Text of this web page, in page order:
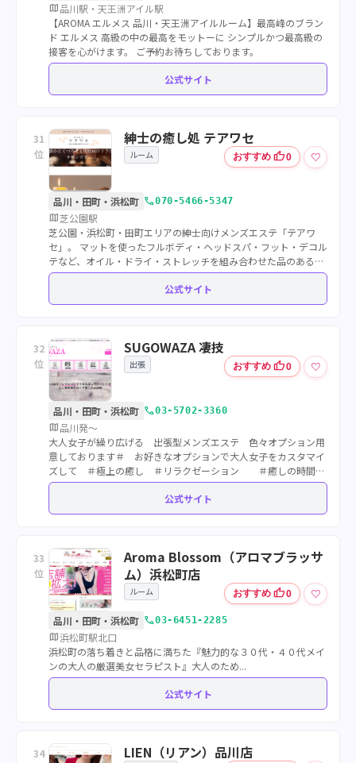
map品川駅・天王洲アイル駅
【AROMA エルメス 品川・天王洲アイルルーム】最高峰のブラン
ド エルメス 高級の中の最高をモットーに シンプルかつ最高級の
接客を心がけます。 ご予約お待ちしております。
公式サイト
31
位
紳士の癒し処 テアワセ
ルーム おすすめ thumb_up0 ♡
品川・田町・浜松町 call070-5466-5347
map芝公園駅
芝公園・浜松町・田町エリアの紳士向けメンズエステ「テアワ
セ」。 マットを使ったフルボディ・ヘッドスパ・フット・デコル
テなど、オイル・ドライ・ストレッチを組み合わせた品のある施
術で、静かに癒されたい男性へ。大人のセラピストが集うリラク
公式サイト
32
位
SUGOWAZA 凄技
出張 おすすめ thumb_up0 ♡
品川・田町・浜松町 call03-5702-3360
map品川発〜
大人女子が繰り広げる 出張型メンズエステ 色々オプション用
意しております＃ お好きなオプションで大人女子をカスタマイ
ズして ＃極上の癒し ＃リラクゼーション ＃癒しの時間
繰り広げる癒しの世界お楽しみ下さい♪新人セラピストんさん
公式サイト
33
位
Aroma Blossom（アロマブラッサ
ム）浜松町店
ルーム おすすめ thumb_up0
♡
品川・田町・浜松町 call03-6451-2285
map浜松町駅北口
浜松町の落ち着きと品格に満ちた『魅力的な３０代・４０代メイ
ンの大人の厳選美女セラピスト』大人のため...
公式サイト
34
LIEN（リアン）品川店